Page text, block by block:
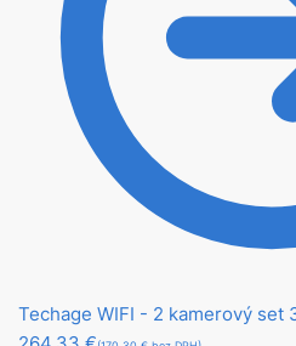
Techage WIFI - 2 kamerový set